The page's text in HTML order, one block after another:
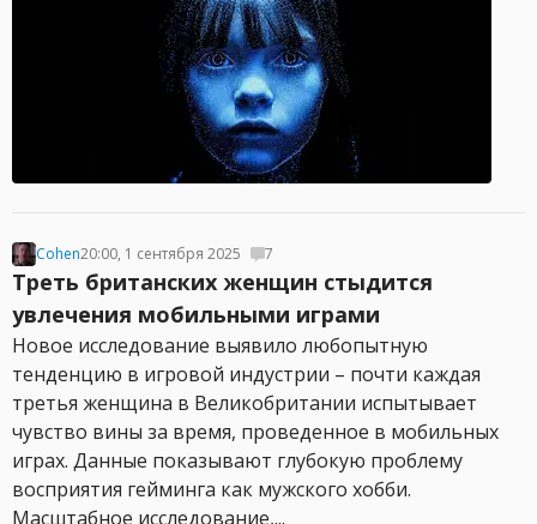
Cohen20:00, 1 сентября 2025 7
Треть британских женщин стыдится
увлечения мобильными играми
Новое исследование выявило любопытную
тенденцию в игровой индустрии – почти каждая
третья женщина в Великобритании испытывает
чувство вины за время, проведенное в мобильных
играх. Данные показывают глубокую проблему
восприятия гейминга как мужского хобби.
Масштабное исследование,...